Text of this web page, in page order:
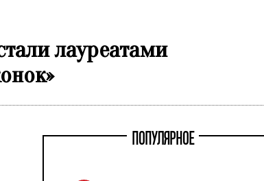
лауреатами
ПОПУЛЯРНОЕ